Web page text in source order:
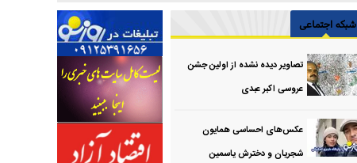
شبکه اجتماعی
تصاویر دیده نشده از اولین جشن
عروسی اکبر عبدی
عکس‌های احساسی همایون
شجریان و دخترش یاسمین